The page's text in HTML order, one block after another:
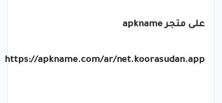
على متجرapkname
https://apkname.com/ar/net.koorasudan.app